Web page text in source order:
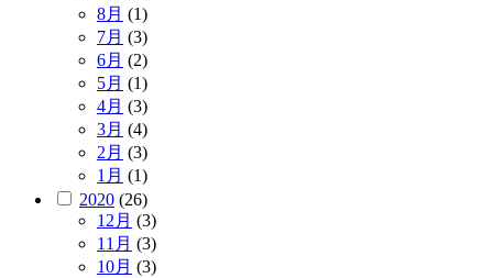
8月 (1)
7月 (3)
6月 (2)
5月 (1)
4月 (3)
3月 (4)
2月 (3)
1月 (1)
2020 (26)
12月 (3)
11月 (3)
10月 (3)